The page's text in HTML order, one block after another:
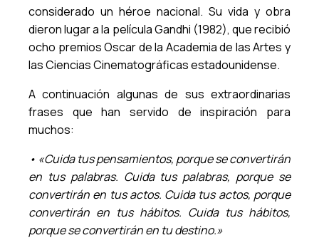
considerado un héroe nacional. Su vida y obra
dieron lugar a la película Gandhi (1982), que recibió
ocho premios Oscar de la Academia de las Artes y
las Ciencias Cinematográficas estadounidense.
A continuación algunas de sus extraordinarias
frases que han servido de inspiración para
muchos:
• «Cuida tus pensamientos, porque se convertirán
en tus palabras. Cuida tus palabras, porque se
convertirán en tus actos. Cuida tus actos, porque
convertirán en tus hábitos. Cuida tus hábitos,
porque se convertirán en tu destino.»